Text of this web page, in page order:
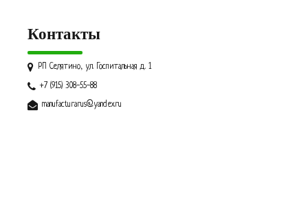
Контакты
РП Селятино, ул. Госпитальная д. 1
+7 (915) 308-55-88
manufacturarus@yandex.ru